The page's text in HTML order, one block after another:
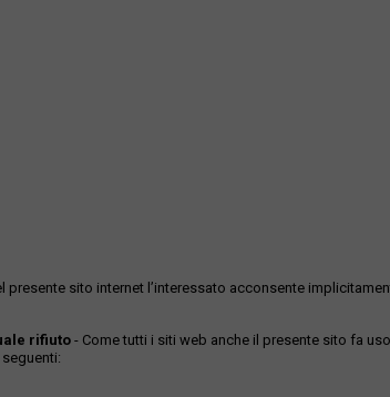
sito internet l’interessato acconsente
rifiuto - Come tutti i siti web anche il presente sito fa